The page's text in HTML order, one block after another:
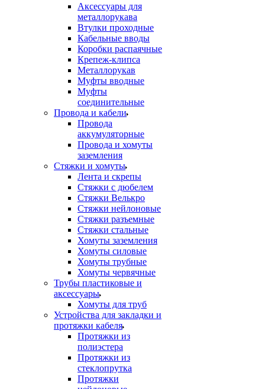
Аксессуары для
металлорукава
Втулки проходные
Кабельные вводы
Коробки распаячные
Крепеж-клипса
Металлорукав
Муфты вводные
Муфты
соединительные
Провода и кабели
Провода
аккумуляторные
Провода и хомуты
заземления
Стяжки и хомуты
Лента и скрепы
Стяжки c дюбелем
Стяжки Велькро
Стяжки нейлоновые
Стяжки разъемные
Стяжки стальные
Хомуты заземления
Хомуты силовые
Хомуты трубные
Хомуты червячные
Трубы пластиковые и
аксессуары
Хомуты для труб
Устройства для закладки и
протяжки кабеля
Протяжки из
полиэстера
Протяжки из
стеклопрутка
Протяжки